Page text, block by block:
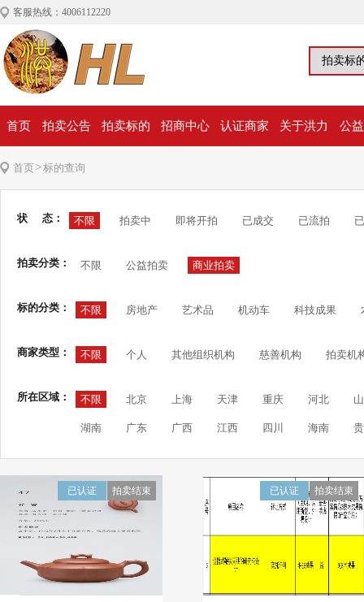
客服热线：4006112220
首页 拍卖公告 拍卖标的 招商中心 认证商家 关于洪力 公
首页>标的查询
状 态： 不限 拍卖中 即将开拍 已成交 已流拍
拍卖分类： 不限 公益拍卖 商业拍卖
标的分类： 不限 房地产 艺术品 机动车 科技成果
商家类型： 不限 个人 其他组织机构 慈善机构 拍卖机
所在区域： 不限 北京 上海 天津 重庆 河北
湖南 广东 广西 江西 四川 海南
拍卖结束
已认证 拍卖结束
已认证